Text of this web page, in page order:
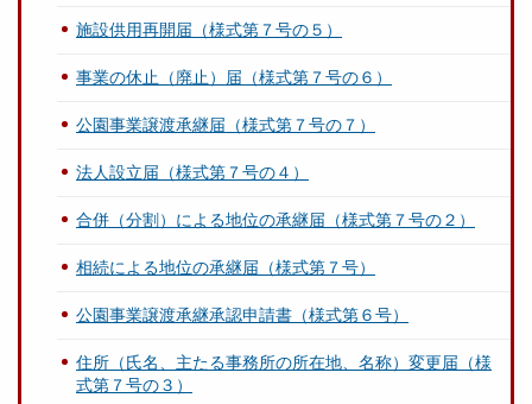
施設供用再開届（様式第７号の５）
事業の休止（廃止）届（様式第７号の６）
公園事業譲渡承継届（様式第７号の７）
法人設立届（様式第７号の４）
合併（分割）による地位の承継届（様式第７号の２）
相続による地位の承継届（様式第７号）
公園事業譲渡承継承認申請書（様式第６号）
住所（氏名、主たる事務所の所在地、名称）変更届（様
式第７号の３）